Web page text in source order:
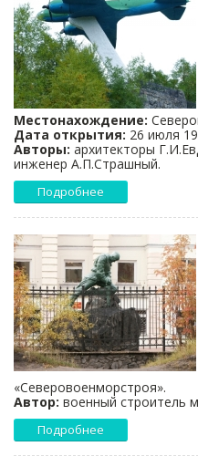
Местонахождение:
Дата открытия: 26 июля
Авторы: архитекторы
инженер А.П.Страшный.
Подробнее
«Северовоенморстроя».
Автор: военный строитель
Подробнее